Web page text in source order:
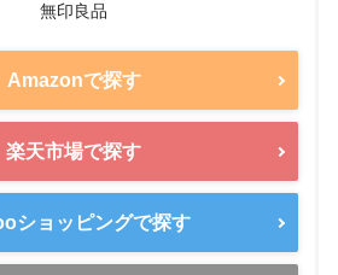
無印良品
Amazonで探す
楽天市場で探す
ショッピングで探す